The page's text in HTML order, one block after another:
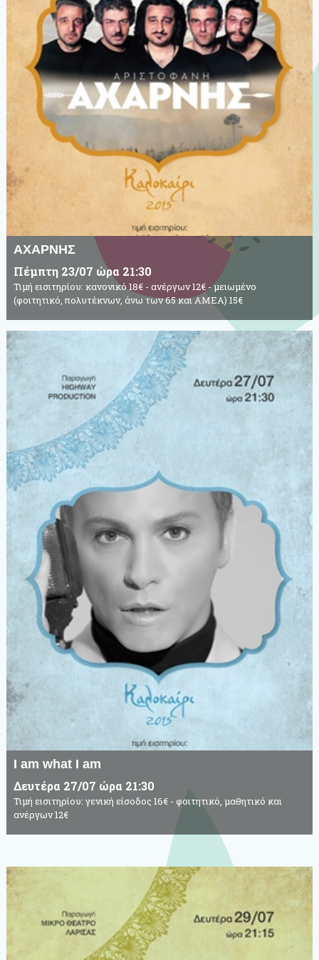
ΑΧΑΡΝΗΣ
Πέμπτη 23/07 ώρα 21:30
Τιμή εισιτηρίου: κανονικό 18€ - ανέργων 12€ - μειωμένο
(φοιτητικό, πολυτέκνων, άνω των 65 και ΑΜΕΑ) 15€
I am what I am
Δευτέρα 27/07 ώρα 21:30
Τιμή εισιτηρίου: γενική είσοδος 16€ - φοιτητικό, μαθητικό και
ανέργων 12€